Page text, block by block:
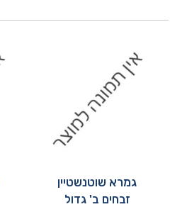
גמרא שוטנשטיין
זבחים ב' גדול